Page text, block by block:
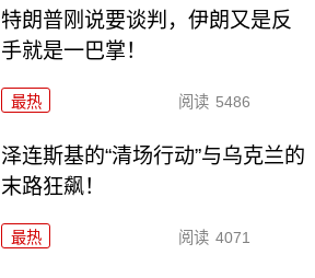
特朗普刚说要谈判，伊朗又是反
手就是一巴掌！
最热 阅读 5486
泽连斯基的“清场行动”与乌克兰的
末路狂飙！
最热 阅读 4071